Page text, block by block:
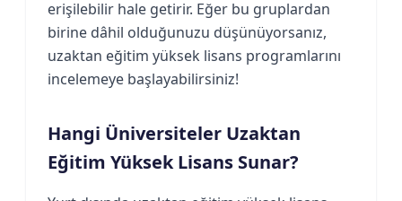
erişilebilir hale getirir. Eğer bu gruplardan
birine dâhil olduğunuzu düşünüyorsanız,
uzaktan eğitim yüksek lisans programlarını
incelemeye başlayabilirsiniz!
Hangi Üniversiteler Uzaktan
Eğitim Yüksek Lisans Sunar?